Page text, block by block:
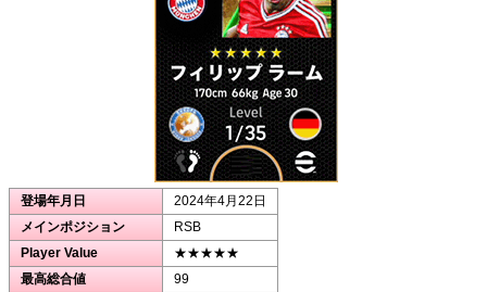
登場年月日
2024年4月22日
メインポジション
RSB
Player Value
★★★★★
最高総合値
99